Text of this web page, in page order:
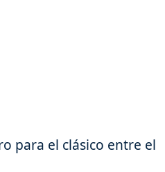
para el clásico entre el